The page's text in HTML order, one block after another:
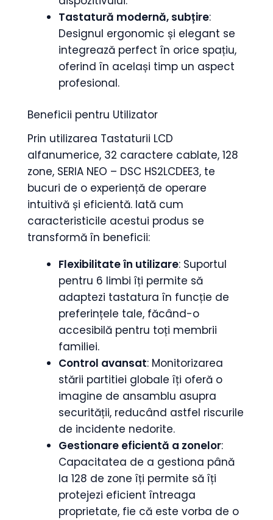
Tastatură modernă, subțire:
Designul ergonomic și elegant se
integrează perfect în orice spațiu,
oferind în același timp un aspect
profesional.
Beneficii pentru Utilizator
Prin utilizarea Tastaturii LCD
alfanumerice, 32 caractere cablate, 128
zone, SERIA NEO – DSC HS2LCDEE3, te
bucuri de o experiență de operare
intuitivă și eficientă. Iată cum
caracteristicile acestui produs se
transformă în beneficii:
Flexibilitate în utilizare: Suportul
pentru 6 limbi îți permite să
adaptezi tastatura în funcție de
preferințele tale, făcând-o
accesibilă pentru toți membrii
familiei.
Control avansat: Monitorizarea
stării partitiei globale îți oferă o
imagine de ansamblu asupra
securității, reducând astfel riscurile
de incidente nedorite.
Gestionare eficientă a zonelor:
Capacitatea de a gestiona până
la 128 de zone îți permite să îți
protejezi eficient întreaga
proprietate, fie că este vorba de o